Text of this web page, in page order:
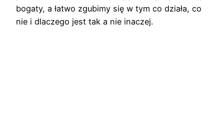
bogaty, a łatwo zgubimy się w tym co działa, co
nie i dlaczego jest tak a nie inaczej.